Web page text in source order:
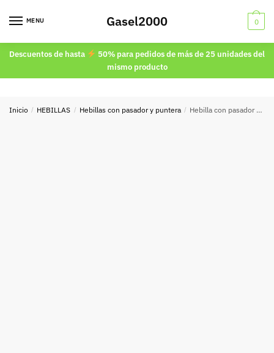
MENU Gasel2000 0
Descuentos de hasta
50% para pedidos de más de 25 unidades del
mismo producto
Inicio / HEBILLAS / Hebillas con pasador y puntera / Hebilla con pasador y puntera 30mm oro viejo 9162